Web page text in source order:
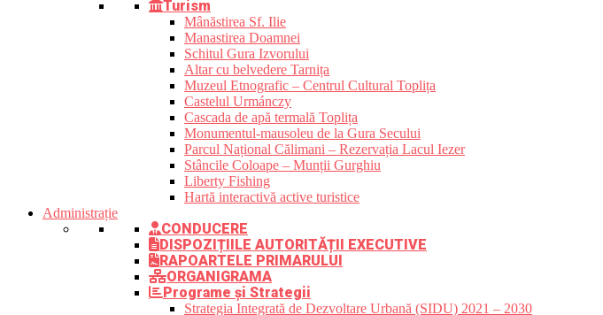
Turism
Mânăstirea Sf. Ilie
Manastirea Doamnei
Schitul Gura Izvorului
Altar cu belvedere Tarnița
Muzeul Etnografic – Centrul Cultural Toplița
Castelul Urmánczy
Cascada de apă termală Toplița
Monumentul-mausoleu de la Gura Secului
Parcul Național Călimani – Rezervația Lacul Iezer
Stâncile Coloape – Munții Gurghiu
Liberty Fishing
Hartă interactivă active turistice
Administrație
CONDUCERE
DISPOZIȚIILE AUTORITĂȚII EXECUTIVE
RAPOARTELE PRIMARULUI
ORGANIGRAMA
Programe și Strategii
Strategia Integrată de Dezvoltare Urbană (SIDU) 2021 – 2030